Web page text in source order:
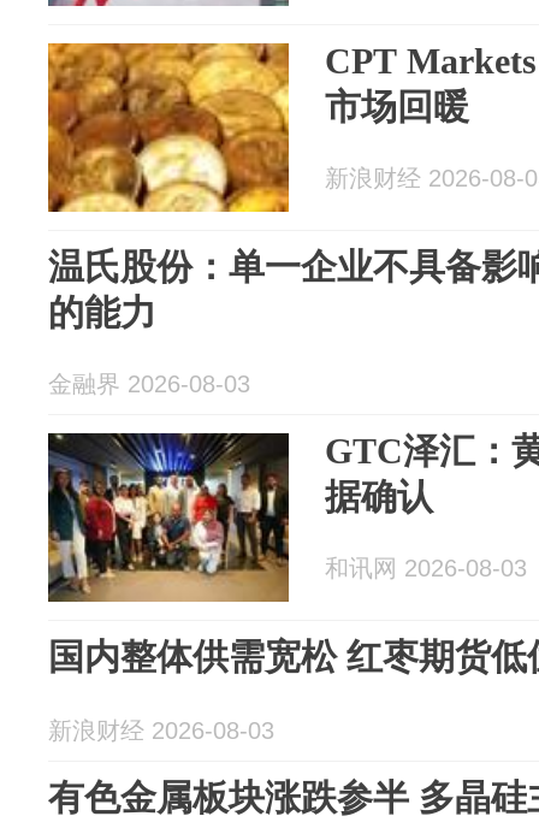
CPT
市场回暖
新浪财经 2026-08-
温氏股份：单一企业不具备影
的能力
金融界 2026-08-03
GTC泽汇：
据确认
和讯网 2026-08-03
国内整体供需宽松 红枣期货
新浪财经 2026-08-03
有色金属板块涨跌参半 多晶